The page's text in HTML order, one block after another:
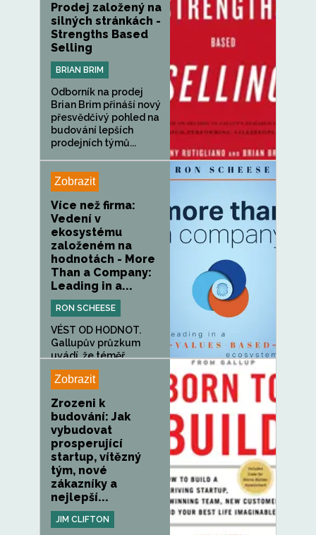
Prodej založený na
silných stránkách -
Strengths Based
Selling
BRIAN BRIM
Odborník na prodej
Brian Brim přináší nový
přesvědčivý pohled na
budování lepších
prodejních týmů...
Zobrazit
Více než firma:
Vedení v
ekosystému
založeném na
hodnotách - More
Than a Company:
Leading in a...
RON SCHEESE
VÉST OD HODNOT.
Gallupův průzkum
uvádí, že téměř...
Zobrazit
Zrozeni k
budování: Jak
vybudovat
prosperující
startup, vítězný
tým, nové
zákazníky a
nejlepší...
JIM CLIFTON